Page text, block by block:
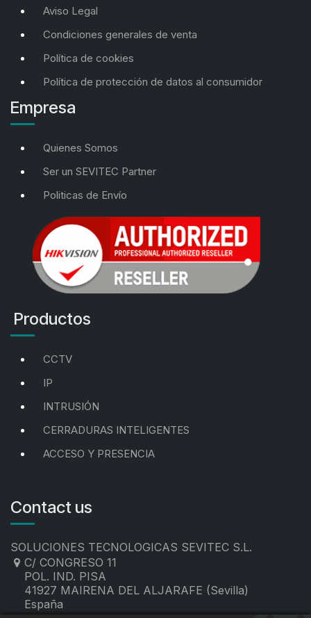
Aviso Legal
Condiciones generales de venta
Política de cookies
Política de protección de datos al consumidor
Empresa
Quienes Somos
Ser un SEVITEC Partner
Politicas de Envío
Productos
CCTV
IP
INTRUSIÓN
CERRADURAS INTELIGENTES
ACCESO Y PRESENCIA
Contact us
SOLUCIONES TECNOLOGICAS SEVITEC S.L.
C/ CONGRESO 11
POL. IND. PISA
41927 MAIRENA DEL ALJARAFE (Sevilla)
España